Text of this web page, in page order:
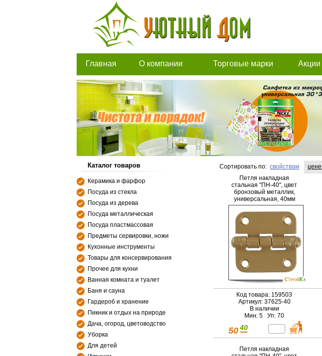
Главная О компании Торговые марки Акции
Каталог товаров
Керамика и фарфор
Посуда из стекла
Посуда из дерева
Посуда металлическая
Посуда пластмассовая
Предметы сервировки, ножи
Кухонные инструменты
Товары для консервирования
Прочее для кухни
Ванная комната и туалет
Баня и сауна
Гардероб и хранение
Пикник и отдых на природе
Дача, огород, цветоводство
Уборка
Для детей
Сортировать по: свойствам цене
Петля накладная
стальная "ПН-40", цвет
бронзовый металлик,
универсальная, 40мм
Код товара: 159503
Артикул: 37625-40
В наличии
Мин: 5 Уп: 70
50 40
Петля накладная